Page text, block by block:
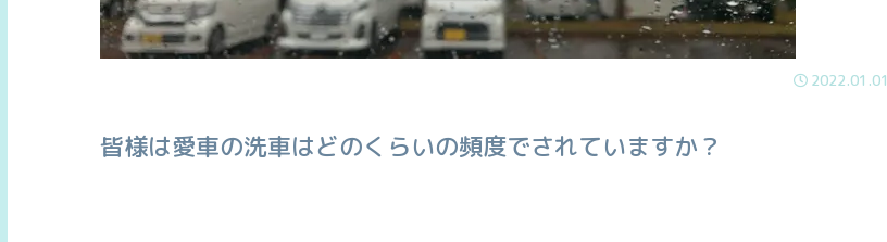
2022.01.01
皆様は愛車の洗車はどのくらいの頻度でされていますか？